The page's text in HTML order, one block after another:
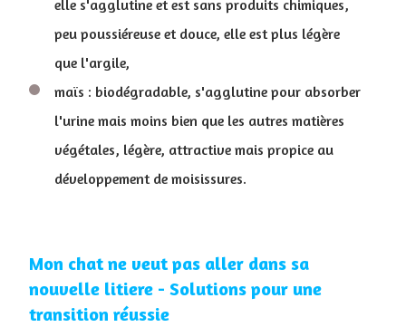
elle s'agglutine et est sans produits chimiques,
peu poussiéreuse et douce, elle est plus légère
que l'argile,
maïs : biodégradable, s'agglutine pour absorber
l'urine mais moins bien que les autres matières
végétales, légère, attractive mais propice au
développement de moisissures.
Mon chat ne veut pas aller dans sa
nouvelle litiere - Solutions pour une
transition réussie